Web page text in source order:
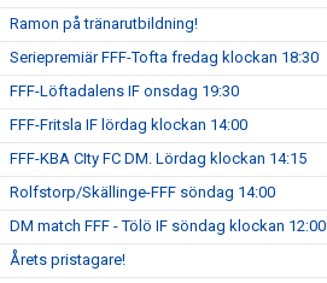
Ramon på tränarutbildning!
Seriepremiär FFF-Tofta fredag klockan 18:30
FFF-Löftadalens IF onsdag 19:30
FFF-Fritsla IF lördag klockan 14:00
FFF-KBA CIty FC DM. Lördag klockan 14:15
Rolfstorp/Skällinge-FFF söndag 14:00
DM match FFF - Tölö IF söndag klockan 12:00
Årets pristagare!